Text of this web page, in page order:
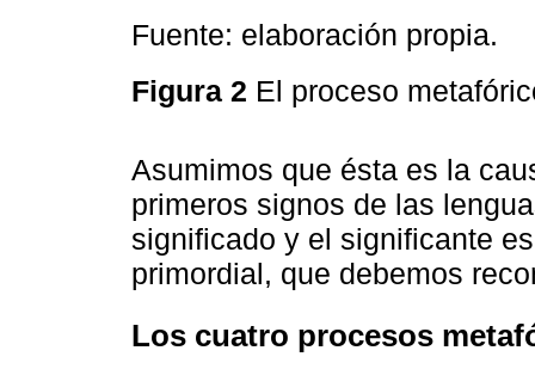
Fuente: elaboración propia.
Figura 2 El proceso
Asumimos que ésta es la
primeros signos de las
significado y el significante
primordial, que debemos
Los cuatro procesos